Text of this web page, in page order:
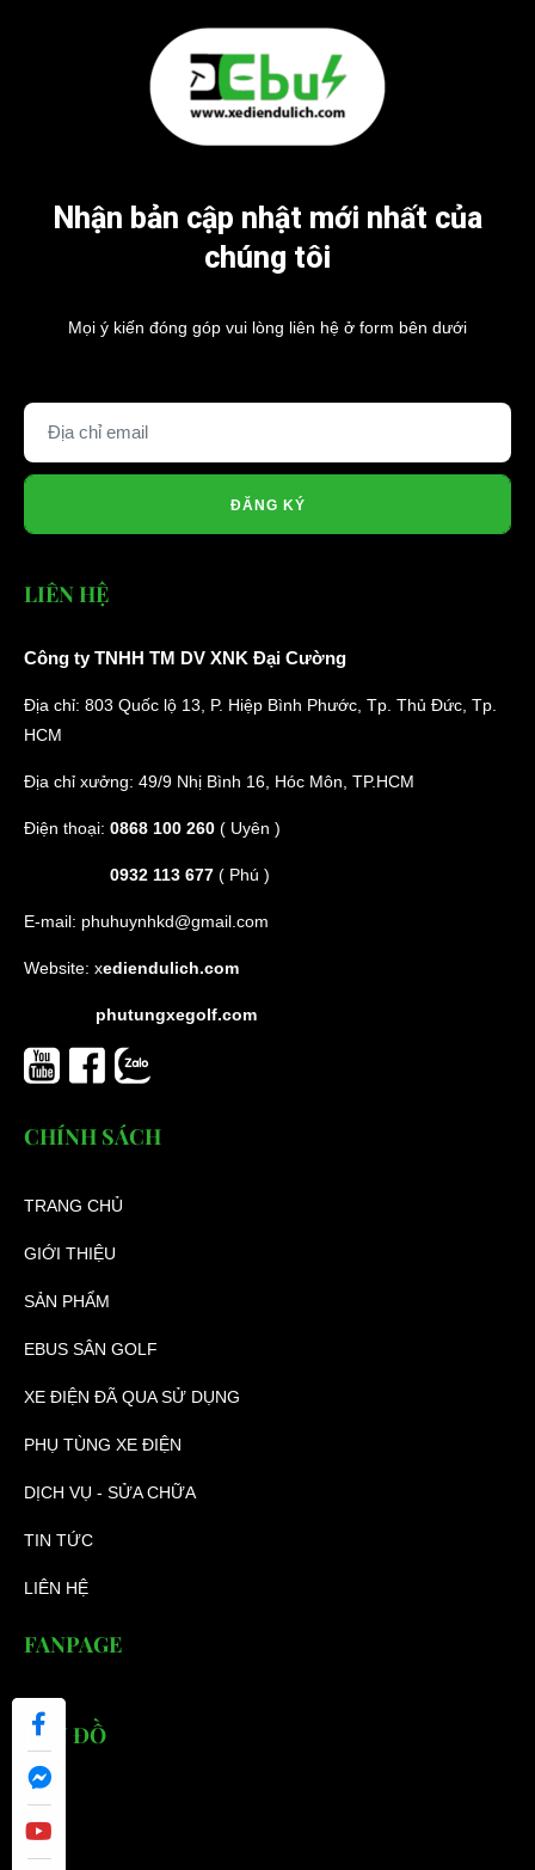
Nhận bản cập nhật mới nhất của
chúng tôi
Mọi ý kiến đóng góp vui lòng liên hệ ở form bên dưới
ĐĂNG KÝ
LIÊN HỆ
Công ty TNHH TM DV XNK Đại Cường
Địa chỉ: 803 Quốc lộ 13, P. Hiệp Bình Phước, Tp. Thủ Đức, Tp.
HCM
Địa chỉ xưởng: 49/9 Nhị Bình 16, Hóc Môn, TP.HCM
Điện thoại: 0868 100 260 ( Uyên )
0932 113 677 ( Phú )
E-mail: phuhuynhkd@gmail.com
Website: xediendulich.com
phutungxegolf.com
CHÍNH SÁCH
TRANG CHỦ
GIỚI THIỆU
SẢN PHẨM
EBUS SÂN GOLF
XE ĐIỆN ĐÃ QUA SỬ DỤNG
PHỤ TÙNG XE ĐIỆN
DỊCH VỤ - SỬA CHỮA
TIN TỨC
LIÊN HỆ
FANPAGE
BẢN ĐỒ